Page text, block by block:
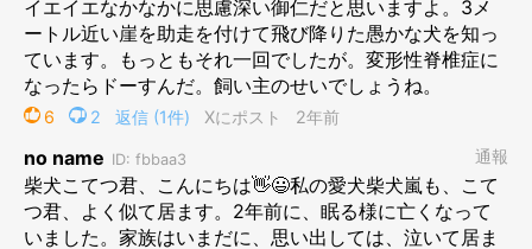
ぺこがルンルンで楽しんでいたら、写真の状況になったのです。
ぺこ自身が高くて降りられないことに気付き、そのときに『助け
てワン』という顔をした のですが……、私はそれを見て笑ってし
まいました」